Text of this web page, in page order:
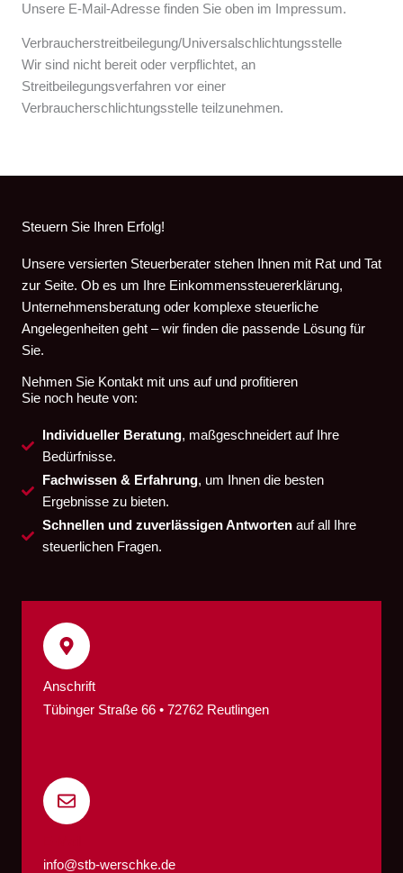
Unsere E-Mail-Adresse finden Sie oben im Impressum.
Verbraucher­streit­beilegung/Universal­schlichtungs­stelle
Wir sind nicht bereit oder verpflichtet, an
Streitbeilegungsverfahren vor einer
Verbraucherschlichtungsstelle teilzunehmen.
Steuern Sie Ihren Erfolg!
Unsere versierten Steuerberater stehen Ihnen mit Rat und Tat
zur Seite. Ob es um Ihre Einkommenssteuererklärung,
Unternehmensberatung oder komplexe steuerliche
Angelegenheiten geht – wir finden die passende Lösung für
Sie.
Nehmen Sie Kontakt mit uns auf und profitieren
Sie noch heute von:
Individueller Beratung, maßgeschneidert auf Ihre
Bedürfnisse.
Fachwissen & Erfahrung, um Ihnen die besten
Ergebnisse zu bieten.
Schnellen und zuverlässigen Antwortenauf all Ihre
steuerlichen Fragen.
Anschrift
Tübinger Straße 66 • 72762 Reutlingen
info@stb-werschke.de